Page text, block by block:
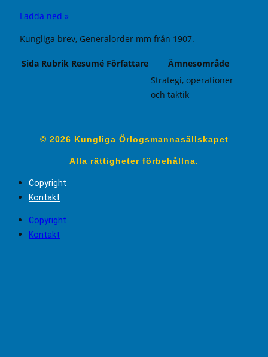
Ladda ned »
Kungliga brev, Generalorder mm från 1907.
Sida Rubrik Resumé Författare
Ämnesområde
Strategi, operationer
och taktik
© 2026 Kungliga Örlogsmannasällskapet
Alla rättigheter förbehållna.
Copyright
Kontakt
Copyright
Kontakt